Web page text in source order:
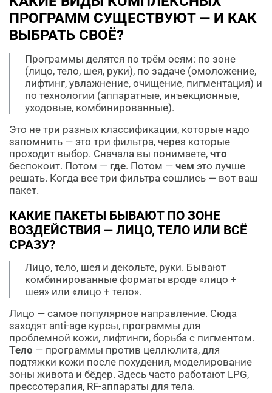
ПРОГРАММ СУЩЕСТВУЮТ — И КАК
ВЫБРАТЬ СВОЁ?
Программы делятся по трём осям: по зоне
(лицо, тело, шея, руки), по задаче (омоложение,
лифтинг, увлажнение, очищение, пигментация) и
по технологии (аппаратные, инъекционные,
уходовые, комбинированные).
Это не три разных классификации, которые надо
запомнить — это три фильтра, через которые
проходит выбор. Сначала вы понимаете, что
беспокоит. Потом — где. Потом — чем это лучше
решать. Когда все три фильтра сошлись — вот ваш
пакет.
КАКИЕ ПАКЕТЫ БЫВАЮТ ПО ЗОНЕ
ВОЗДЕЙСТВИЯ — ЛИЦО, ТЕЛО ИЛИ ВСЁ
СРАЗУ?
Лицо, тело, шея и декольте, руки. Бывают
комбинированные форматы вроде «лицо +
шея» или «лицо + тело».
Лицо — самое популярное направление. Сюда
заходят anti-age курсы, программы для
проблемной кожи, лифтинги, борьба с пигментом.
Тело — программы против целлюлита, для
подтяжки кожи после похудения, моделирование
зоны живота и бёдер. Здесь часто работают LPG,
прессотерапия, RF-аппараты для тела.